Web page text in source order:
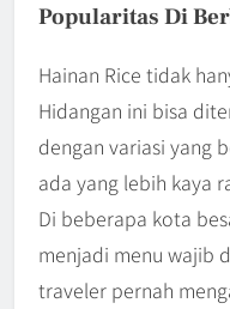
Popularitas Di
Hainan Rice tidak
Hidangan ini bisa
dengan variasi yang
ada yang lebih kaya
Di beberapa kota
menjadi menu wajib
traveler pernah